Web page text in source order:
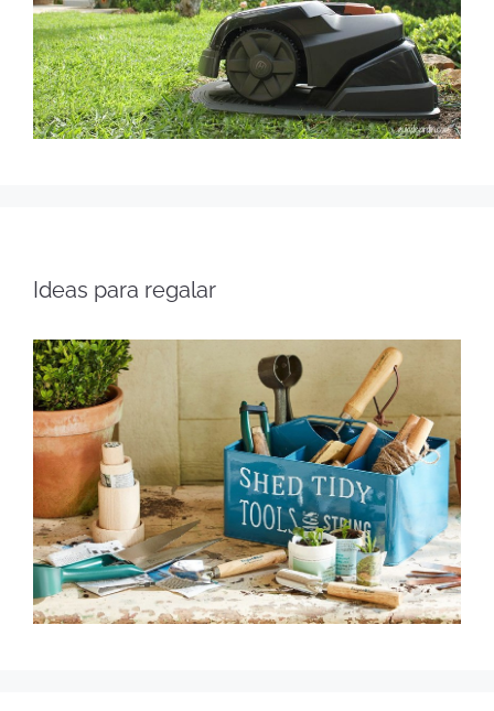
Ideas para regalar